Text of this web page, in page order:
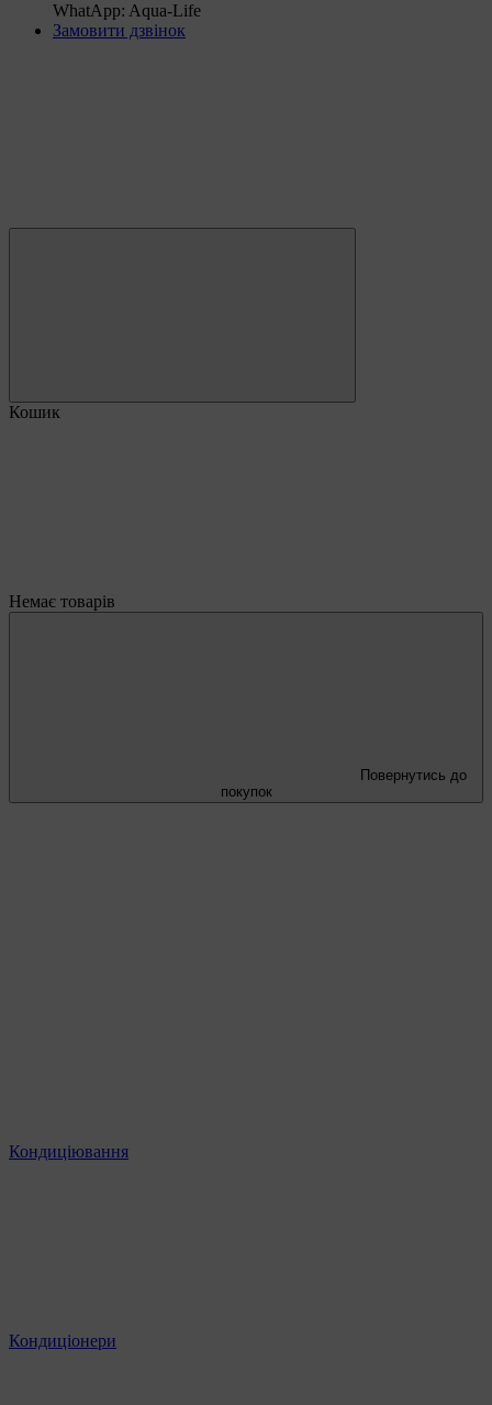
WhatApp: Aqua-Life
Замовити дзвінок
Кошик
Немає товарів
Повернутись до
покупок
Кондиціювання
Кондиціонери